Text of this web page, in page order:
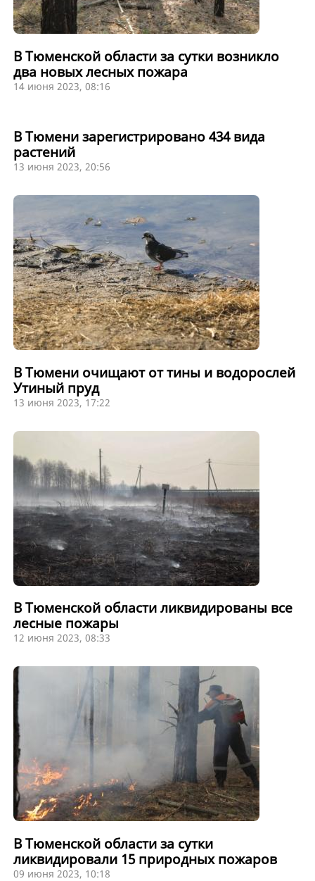
В Тюменской области за сутки возникло
два новых лесных пожара
14 июня 2023, 08:16
В Тюмени зарегистрировано 434 вида
растений
13 июня 2023, 20:56
В Тюмени очищают от тины и водорослей
Утиный пруд
13 июня 2023, 17:22
В Тюменской области ликвидированы все
лесные пожары
12 июня 2023, 08:33
В Тюменской области за сутки
ликвидировали 15 природных пожаров
09 июня 2023, 10:18